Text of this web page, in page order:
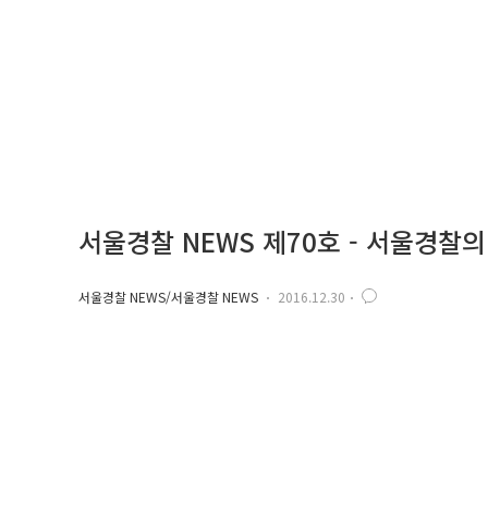
서울경찰 NEWS 제70호 - 서울경찰
서울경찰 NEWS/서울경찰 NEWS 2016.12.30